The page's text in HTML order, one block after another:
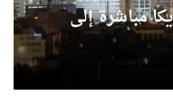
مباشرة إلى